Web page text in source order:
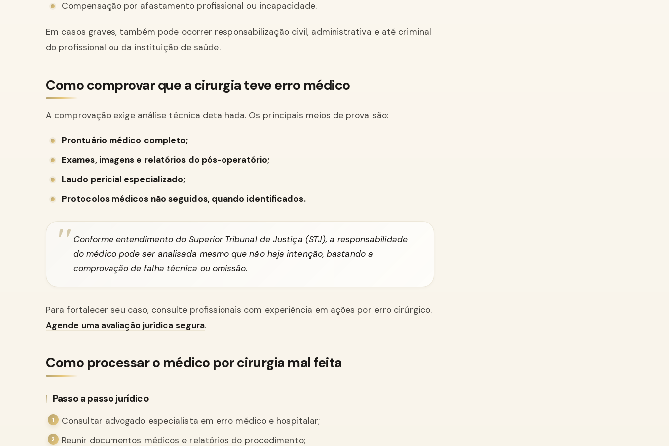
Compensação por afastamento profissional ou incapacidade.
Em casos graves, também pode ocorrer responsabilização civil, administrativa e até criminal
do profissional ou da instituição de saúde.
Como comprovar que a cirurgia teve erro médico
A comprovação exige análise técnica detalhada. Os principais meios de prova são:
Prontuário médico completo;
Exames, imagens e relatórios do pós-operatório;
Laudo pericial especializado;
Protocolos médicos não seguidos, quando identificados.
Conforme entendimento do Superior Tribunal de Justiça (STJ), a responsabilidade
do médico pode ser analisada mesmo que não haja intenção, bastando a
comprovação de falha técnica ou omissão.
Para fortalecer seu caso, consulte profissionais com experiência em ações por erro cirúrgico.
Agende uma avaliação jurídica segura.
Como processar o médico por cirurgia mal feita
Passo a passo jurídico
Consultar advogado especialista em erro médico e hospitalar;
Reunir documentos médicos e relatórios do procedimento;